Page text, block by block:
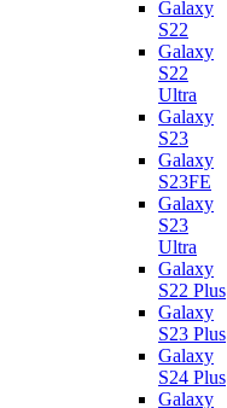
Galaxy
S22
Galaxy
S22
Ultra
Galaxy
S23
Galaxy
S23FE
Galaxy
S23
Ultra
Galaxy
S22 Plus
Galaxy
S23 Plus
Galaxy
S24 Plus
Galaxy